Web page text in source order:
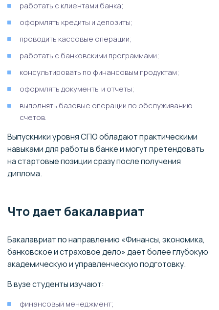
работать с клиентами банка;
оформлять кредиты и депозиты;
проводить кассовые операции;
работать с банковскими программами;
консультировать по финансовым продуктам;
оформлять документы и отчеты;
выполнять базовые операции по обслуживанию
счетов.
Выпускники уровня СПО обладают практическими
навыками для работы в банке и могут претендовать
на стартовые позиции сразу после получения
диплома.
Что дает бакалавриат
Бакалавриат по направлению «Финансы, экономика,
банковское и страховое дело» дает более глубокую
академическую и управленческую подготовку.
В вузе студенты изучают:
финансовый менеджмент;